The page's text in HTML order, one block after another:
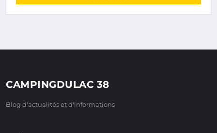
CAMPINGDULAC 38
Blog d'actualités et d'informations